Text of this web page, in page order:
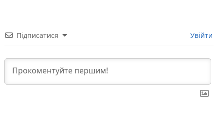
Підписатися Увійти